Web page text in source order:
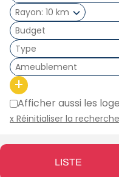
Rayon 10 km
Type
Ameublement
+
Afficher aussi les
x Réinitialiser la recherche
LISTE